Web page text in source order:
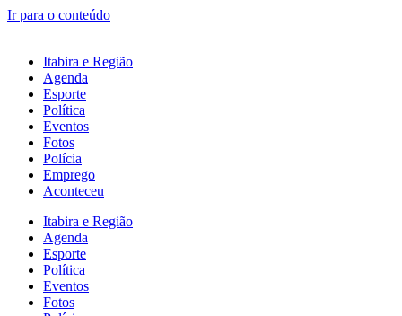
Ir para o conteúdo
Itabira e Região
Agenda
Esporte
Política
Eventos
Fotos
Polícia
Emprego
Aconteceu
Itabira e Região
Agenda
Esporte
Política
Eventos
Fotos